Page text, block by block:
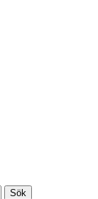
Sök